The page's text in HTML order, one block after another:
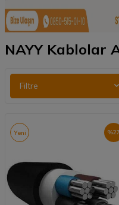
NAYY Kablolar
Filtre
%27
Yeni